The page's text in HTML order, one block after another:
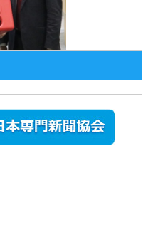
2026年8月5日
更新
農工大で大